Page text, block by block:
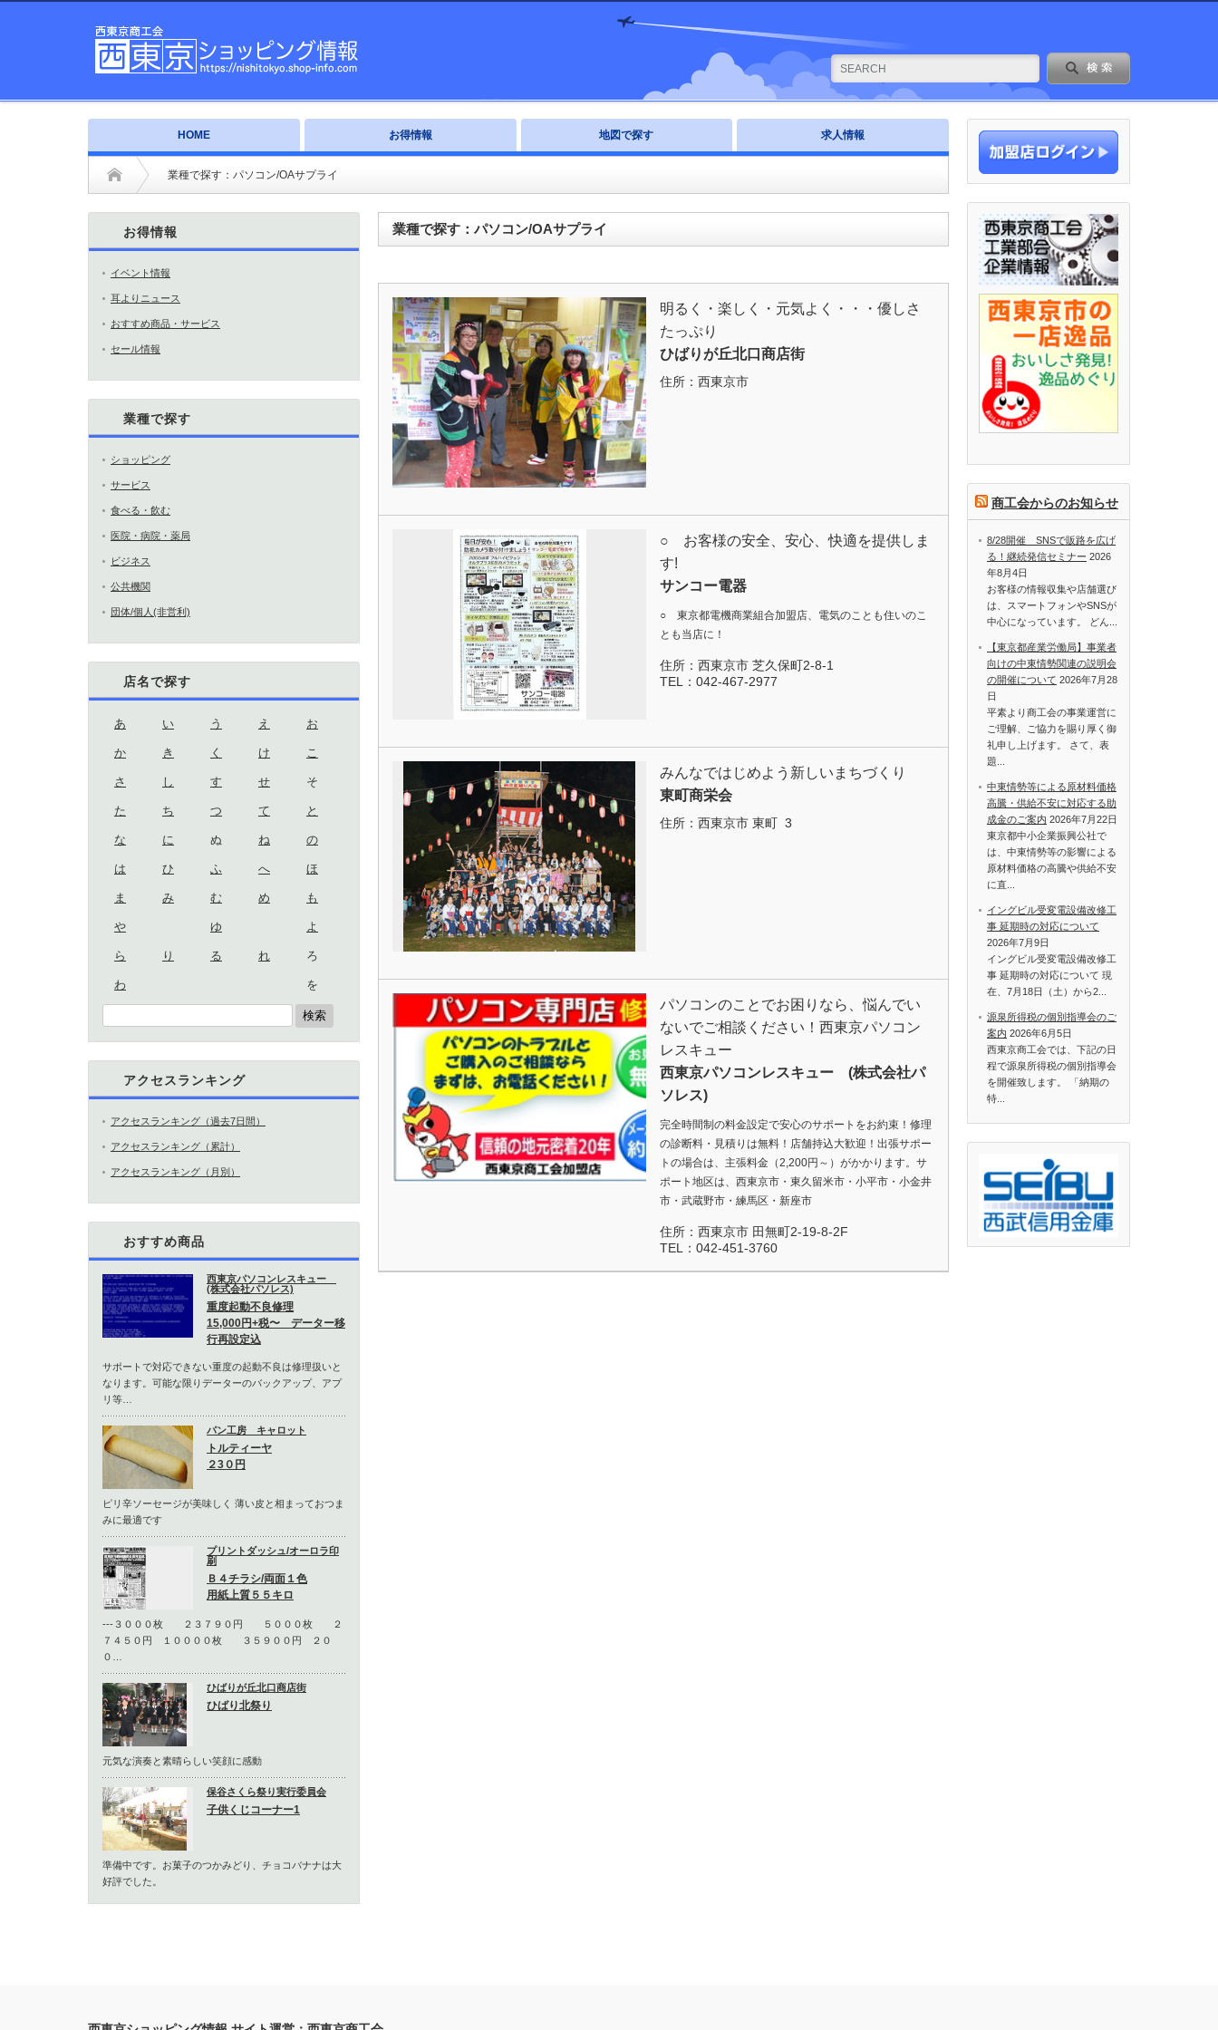
HOME お得情報 地図で探す 求人情報
業種で探す：パソコン/OAサプライ
業種で探す：パソコン/OAサプライ
明るく・楽しく・元気よく・・・優しさ
たっぷり
ひばりが丘北口商店街
住所： 西東京市
○ お客様の安全、安心、快適を提供しま
す!
サンコー電器
○ 東京都電機商業組合加盟店、電気のことも住いのこ
とも当店に！
住所： 西東京市 芝久保町2-8-1
TEL： 042-467-2977
みんなではじめよう新しいまちづくり
東町商栄会
住所： 西東京市 東町 3
パソコンのことでお困りなら、悩んでい
ないでご相談ください！西東京パソコン
レスキュー
西東京パソコンレスキュー (株式会社パ
ソレス)
完全時間制の料金設定で安心のサポートをお約束！修理
の診断料・見積りは無料！店舗持込大歓迎！出張サポー
トの場合は、主張料金（2,200円～）がかかります。サ
ポート地区は、西東京市・東久留米市・小平市・小金井
市・武蔵野市・練馬区・新座市
住所： 西東京市 田無町2-19-8-2F
TEL： 042-451-3760
お得情報
イベント情報
耳よりニュース
おすすめ商品・サービス
セール情報
業種で探す
ショッピング
サービス
食べる・飲む
医院・病院・薬局
ビジネス
公共機関
団体/個人(非営利)
店名で探す
あ い う え お
か き く け こ
さ し す せ そ
た ち つ て と
な に ぬ ね の
は ひ ふ へ ほ
ま み む め も
や ゆ よ
ら り る れ ろ
わ を
アクセスランキング
アクセスランキング（過去7日間）
アクセスランキング（累計）
アクセスランキング（月別）
おすすめ商品
西東京パソコンレスキュー
(株式会社パソレス)
重度起動不良修理
15,000円+税〜 データー移
行再設定込
サポートで対応できない重度の起動不良は修理扱いと
なります。可能な限りデーターのバックアップ、アプ
リ等…
パン工房 キャロット
トルティーヤ
２3０円
ピリ辛ソーセージが美味しく 薄い皮と相まっておつま
みに最適です
プリントダッシュ/オーロラ印
刷
Ｂ４チラシ/両面１色
用紙上質５５キロ
---３０００枚 ２３７９０円 ５０００枚 ２
７４５０円 １００００枚 ３５９００円 ２０
０…
ひばりが丘北口商店街
ひばり北祭り
元気な演奏と素晴らしい笑顔に感動
保谷さくら祭り実行委員会
子供くじコーナー1
準備中です。お菓子のつかみどり、チョコバナナは大
好評でした。
商工会からのお知らせ
8/28開催 SNSで販路を広げ
る！継続発信セミナー 2026
年8月4日
お客様の情報収集や店舗選び
は、スマートフォンやSNSが
中心になっています。 どん...
【東京都産業労働局】事業者
向けの中東情勢関連の説明会
の開催について 2026年7月28
日
平素より商工会の事業運営に
ご理解、ご協力を賜り厚く御
礼申し上げます。 さて、表
題...
中東情勢等による原材料価格
高騰・供給不安に対応する助
成金のご案内 2026年7月22日
東京都中小企業振興公社で
は、中東情勢等の影響による
原材料価格の高騰や供給不安
に直...
イングビル受変電設備改修工
事 延期時の対応について
2026年7月9日
イングビル受変電設備改修工
事 延期時の対応について 現
在、7月18日（土）から2...
源泉所得税の個別指導会のご
案内 2026年6月5日
西東京商工会では、下記の日
程で源泉所得税の個別指導会
を開催致します。 「納期の
特...